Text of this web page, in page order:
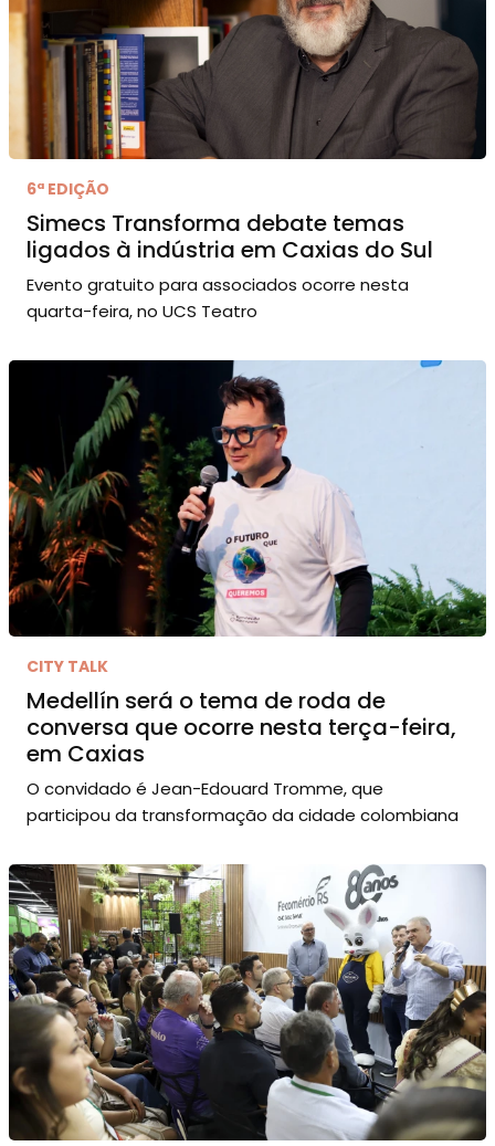
6ª EDIÇÃO
Simecs Transforma debate temas
ligados à indústria em Caxias do Sul
Evento gratuito para associados ocorre nesta
quarta-feira, no UCS Teatro
CITY TALK
Medellín será o tema de roda de
conversa que ocorre nesta terça-feira,
em Caxias
O convidado é Jean-Edouard Tromme, que
participou da transformação da cidade colombiana